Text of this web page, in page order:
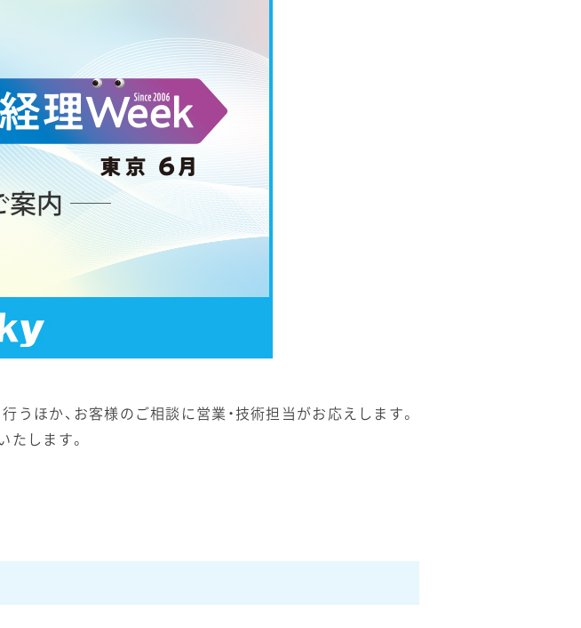
ほか、お客様のご相談に営業・技術担当がお応えします。
たします。